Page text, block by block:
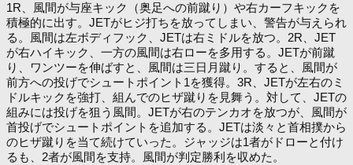
1R、風間が与座キック（奥足への前蹴り）や右カーフキックを
積極的に出す。JETがヒジ打ちを放ってしまい、警告が与えられ
る。風間は左ボディフック、JETは右ミドルを放つ。2R、JET
が右ハイキック、一方の風間は右ローを多用する。JETが前蹴
り、ワンツーを伸ばすと、風間は三日月蹴り。すると、風間が
前方への投げでシュートポイント1を獲得。3R、JETが左右のミ
ドルキックを強打、組んでのヒザ蹴りを見舞う。対して、JETの
組みには投げを狙う風間。JETが右のテンカオを放つが、風間が
首投げでシュートポイントを追加する。JETは淡々と首相撲から
のヒザ蹴りを当て続けていった。ジャッジは1者がドローと付け
るも、2者が風間を支持。風間が判定勝利を収めた。